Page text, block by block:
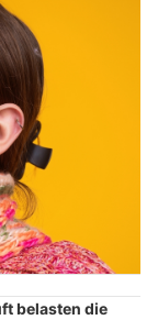
belasten die